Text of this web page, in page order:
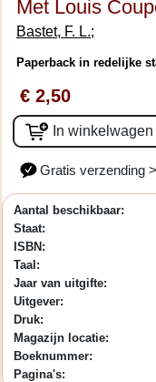
Met Louis
Bastet, F. L.;
Paperback in redelijke
€ 2,50
In winkelwagen
Gratis verzending
Aantal beschikbaar:
Staat:
ISBN:
Taal:
Jaar van uitgifte:
Uitgever:
Druk:
Magazijn locatie:
Boeknummer:
Pagina's: